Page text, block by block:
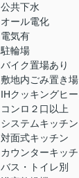
公共下水
オール電化
電気有
駐輪場
バイク置場あり
敷地内ごみ置き場
IHクッキングヒ
コンロ２口以上
システムキッチン
対面式キッチン
カウンターキッ
バス・トイレ別